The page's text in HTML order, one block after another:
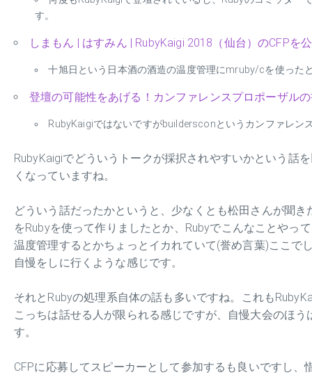
す。
しまもん | はすみん | RubyKaigi 2018（仙台）のCFPを
十旭日という日本酒の酒造の温度管理にmruby/cを使った
登壇の可能性をあげる！カンファレンスプロポーザル
RubyKaigiではないですがbuildersconというカンファレン
RubyKaigiでどういうトークが採択されやすいかという話
くなっていますね。
どういう話だったかというと、少なくとも松田さんが聞
をRubyを使って作りましたとか、Rubyでこんなことやっ
温度管理するとかちょっとイカれていて(誉め言葉)ここで
自慢をしに行くような感じです。
それとRubyの処理系自体の話も多いですね。これも
こっちは話せる人が限られる感じですが、自慢大会のほ
す。
CFPに応募してスピーカーとして参加するも良いですし